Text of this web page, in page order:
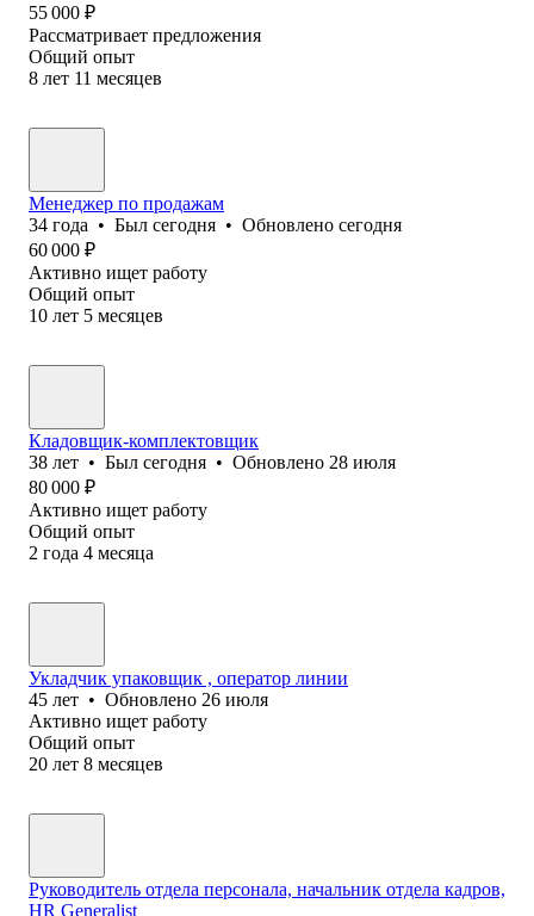
55 000 ₽
Рассматривает предложения
Общий опыт
8 лет 11 месяцев
Менеджер по продажам
34 года • Был сегодня • Обновлено сегодня
60 000 ₽
Активно ищет работу
Общий опыт
10 лет 5 месяцев
Кладовщик-комплектовщик
38 лет • Был сегодня • Обновлено 28 июля
80 000 ₽
Активно ищет работу
Общий опыт
2 года 4 месяца
Укладчик упаковщик , оператор линии
45 лет • Обновлено 26 июля
Активно ищет работу
Общий опыт
20 лет 8 месяцев
Руководитель отдела персонала, начальник отдела кадров,
HR Generalist